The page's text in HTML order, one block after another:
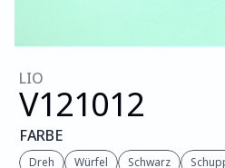
LIO
V121012
FARBE
Dreh Würfel Schwarz